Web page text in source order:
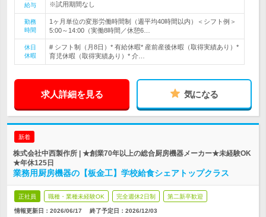
給与
※試用期間なし
勤務
時間
1ヶ月単位の変形労働時間制（週平均40時間以内）＜シフト例＞
5:00～14:00（実働8時間／休憩6…
休日
休暇
# シフト制（月8日）* 有給休暇* 産前産後休暇（取得実績あり）*
育児休暇（取得実績あり）* 介…
求人詳細を見る 気になる
新着
株式会社中西製作所 | ★創業70年以上の総合厨房機器メーカー★未経験OK
★年休125日
業務用厨房機器の【板金工】学校給食シェアトップクラス
正社員 職種・業種未経験OK 完全週休2日制 第二新卒歓迎
情報更新日：2026/06/17 終了予定日： 2026/12/03